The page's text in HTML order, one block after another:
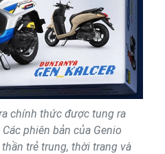
chính thức được tung ra
phiên bản của Genio
trẻ trung, thời trang và